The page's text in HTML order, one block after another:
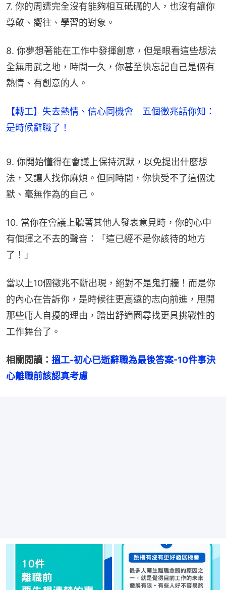
7. 你的周遭完全沒有能夠相互砥礪的人，也沒有讓你
尊敬、嚮往、學習的對象。
8. 你夢想著能在工作中發揮創意，但是眼看這些想法
全無用武之地，時間一久，你甚至快忘記自己是個有
熱情、有創意的人。
【轉工】失去熱情、信心同機會 五個徵兆話你知：
是時候辭職了！
9. 你開始懂得在會議上保持沉默，以免提出什麼想
法，又讓人找你麻煩。但同時間，你快受不了這個沈
默、毫無作為的自己。
10. 當你在會議上聽著其他人發表意見時，你的心中
有個揮之不去的聲音：「這已經不是你該待的地方
了！」
當以上10個徵兆不斷出現，絕對不是鬼打牆！而是你
的內心在告訴你，是時候往更高遠的志向前進，甩開
那些庸人自擾的理由，踏出舒適圈尋找更具挑戰性的
工作舞台了。
相關閱讀： 搵工-初心已逝辭職為最後答案-10件事決
心離職前該認真考慮